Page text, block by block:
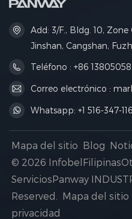
Add: 3/F., Bldg. 10,
Jinshan, Cangshan,
Teléfono : +86
Correo electrónico :
Whatsapp: +1 516-347-
Mapa del sitio Blog
© 2026
ServiciosPanway
Reserved.
Mapa del sitio
privacidad